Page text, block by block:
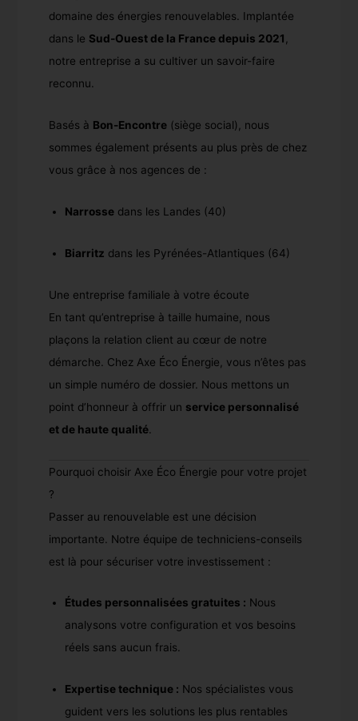
domaine des énergies renouvelables. Implantée
dans le Sud-Ouest de la France depuis 2021
notre entreprise a su cultiver un savoir-faire
reconnu.
Basés à Bon-Encontre(siège social), nous
sommes également présents au plus près de chez
vous grâce à nos agences de :
Narrossedans les Landes (40)
Biarritz dans les Pyrénées-Atlantiques (64)
Une entreprise familiale à votre écoute
En tant qu’entreprise à taille humaine, nous
plaçons la relation client au cœur de notre
démarche. Chez Axe Éco Énergie, vous n’êtes pas
un simple numéro de dossier. Nous mettons un
point d’honneur à offrir un service personnalisé
et de haute qualité.
Pourquoi choisir Axe Éco Énergie pour votre projet
?
Passer au renouvelable est une décision
importante. Notre équipe de techniciens-conseils
est là pour sécuriser votre investissement :
Études personnalisées gratuites : Nous
analysons votre configuration et vos besoins
réels sans aucun frais.
Expertise technique : Nos spécialistes vous
guident vers les solutions les plus rentables